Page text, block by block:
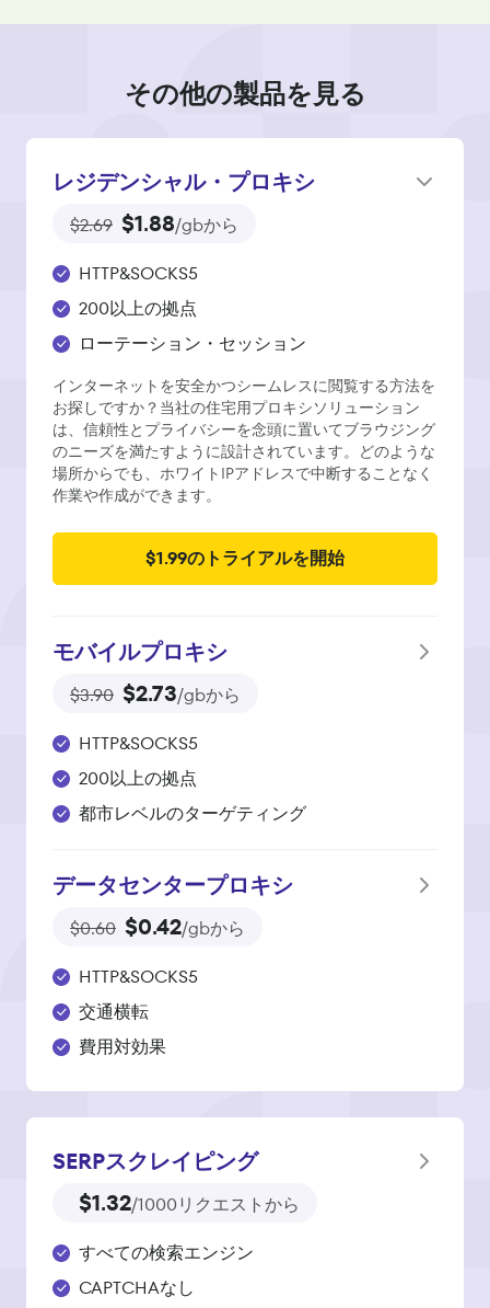
その他の製品を見る
レジデンシャル・プロキシ
$2.69 $1.88/gbから
HTTP&SOCKS5
200以上の拠点
ローテーション・セッション
インターネットを安全かつシームレスに閲覧する方法を
お探しですか？当社の住宅用プロキシソリューション
は、信頼性とプライバシーを念頭に置いてブラウジング
のニーズを満たすように設計されています。どのような
場所からでも、ホワイトIPアドレスで中断することなく
作業や作成ができます。
$1.99のトライアルを開始
モバイルプロキシ
$3.90 $2.73/gbから
HTTP&SOCKS5
200以上の拠点
都市レベルのターゲティング
データセンタープロキシ
$0.60 $0.42/gbから
HTTP&SOCKS5
交通横転
費用対効果
SERPスクレイピング
$1.32/1000リクエストから
すべての検索エンジン
CAPTCHAなし